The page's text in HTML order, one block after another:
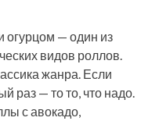
огурцом — один из
видов роллов.
жанра. Если
раз — то то, что надо.
с авокадо,